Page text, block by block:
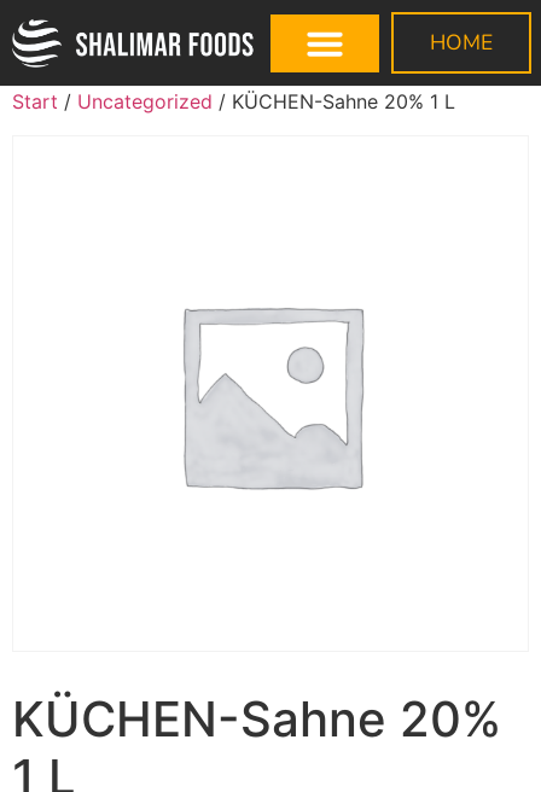
HOME
Start / Uncategorized / KÜCHEN-Sahne 20% 1 L
KÜCHEN-Sahne 20%
1 L